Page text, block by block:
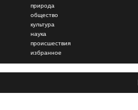
природа
общество
культура
наука
происшествия
избранное